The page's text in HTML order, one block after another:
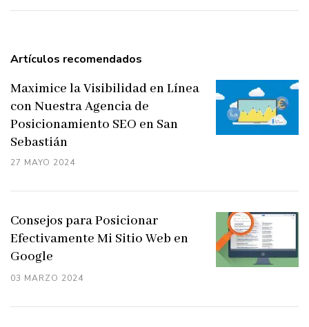
Artículos recomendados
27 MAYO 2024
Maximice la Visibilidad en Línea
con Nuestra Agencia de
Posicionamiento SEO en San
Sebastián
03 MARZO 2024
Consejos para Posicionar
Efectivamente Mi Sitio Web en
Google